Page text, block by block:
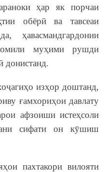
ҳар як порчаи
обёрӣ ва тавсеаи
ҳавасмандгардонии
омили муҳими рушди
донистанд.
изҳор доштанд,
ғамхориҳои давлату
афзоиши истеҳсоли
сифати он кӯшиш
пахтакори вилояти